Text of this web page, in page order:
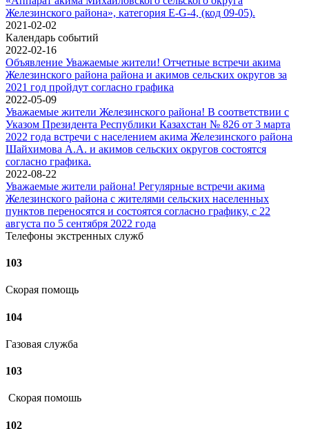
Железинского района», категория E-G-4, (код 09-05).
2021-02-02
Календарь событий
2022-02-16
Объявление Уважаемые жители! Отчетные встречи акима
Железинского района района и акимов сельских округов за
2021 год пройдут согласно графика
2022-05-09
Уважаемые жители Железинского района! В соответствии с
Указом Президента Республики Казахстан № 826 от 3 марта
2022 года встречи с населением акима Железинского района
Шайхимова А.А. и акимов сельских округов состоятся
согласно графика.
2022-08-22
Уважаемые жители района! Регулярные встречи акима
Железинского района с жителями сельских населенных
пунктов переносятся и состоятся согласно графику, с 22
августа по 5 сентября 2022 года
Телефоны экстренных служб
103
Скорая помощь
104
Газовая служба
103
Скорая помошь
102